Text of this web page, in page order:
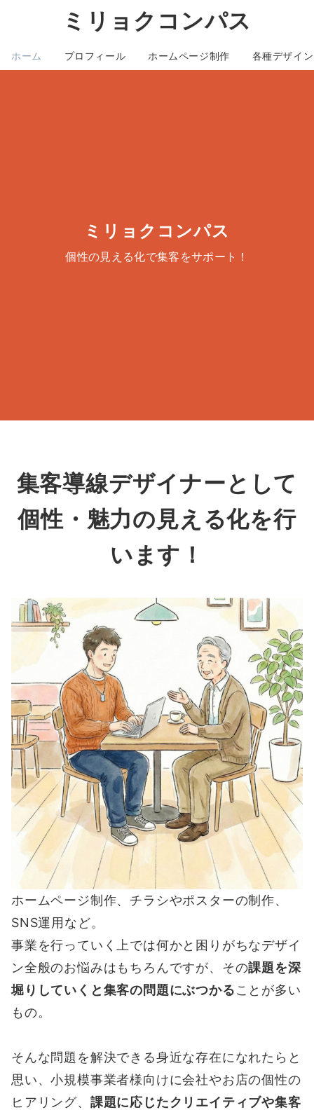
ミリョクコンパス
ホーム プロフィール ホームページ制作 各種デザイン
ミリョクコンパス
個性の見える化で集客をサポート！
集客導線デザイナーとして
個性・魅力の見える化を行
います！
ホームページ制作、チラシやポスターの制作、
SNS運用など。
事業を行っていく上では何かと困りがちなデザイ
ン全般のお悩みはもちろんですが、その課題を深
堀りしていくと集客の問題にぶつかることが多い
もの。
そんな問題を解決できる身近な存在になれたらと
思い、小規模事業者様向けに会社やお店の個性の
ヒアリング、 課題に応じたクリエイティブや集客